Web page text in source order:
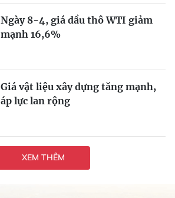
Ngày 8-4, giá dầu thô WTI giảm
mạnh 16,6%
Giá vật liệu xây dựng tăng mạnh,
áp lực lan rộng
XEM THÊM